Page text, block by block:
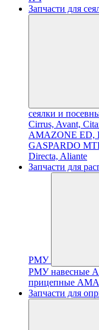
Запчасти для
сеялки и
Cirrus, Avant,
AMAZONE ED,
GASPARDO
Directa, Aliante
Запчасти для
РМУ
РМУ навесные
прицепные
Запчасти для